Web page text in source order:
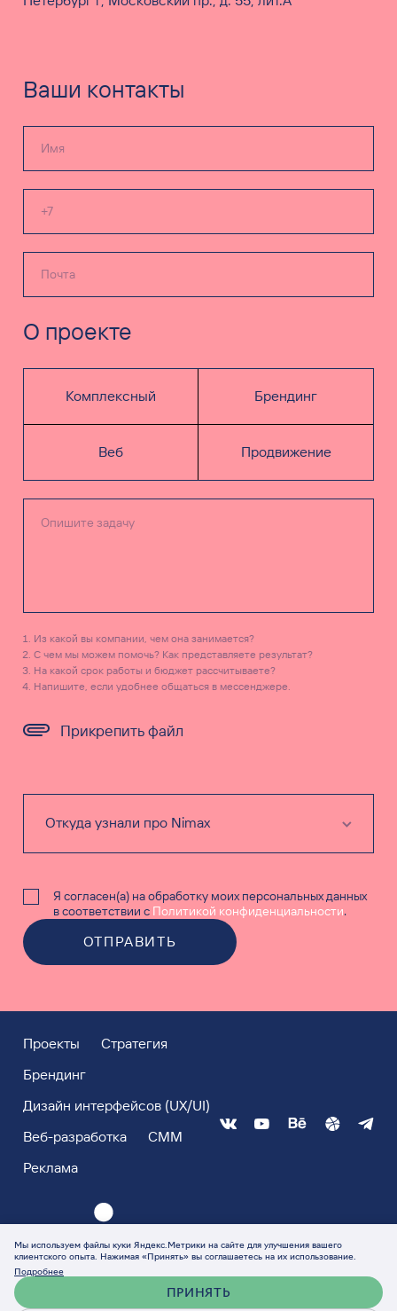
Ваши контакты
О проекте
Комплексный Брендинг
Веб Продвижение
Прикрепить файл
Из какой вы компании, чем она занимается?
С чем мы можем помочь? Как представляете результат?
На какой срок работы и бюджет рассчитываете?
Напишите, если удобнее общаться в мессенджере.
Я согласен(а) на обработку моих персональных данных
в соответствии с Политикой конфиденциальности.
ОТПРАВИТЬ
Проекты
Стратегия
Брендинг
Дизайн интерфейсов (UX/UI)
Веб-разработка
СММ
Реклама
Мы используем файлы куки Яндекс.Метрики на сайте для улучшения вашего
клиентского опыта. Нажимая «Принять» вы соглашаетесь на их использование.
Подробнее
ПРИНЯТЬ